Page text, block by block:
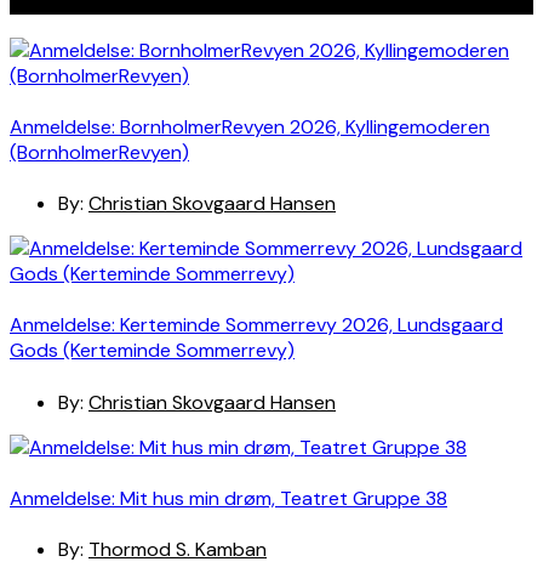
Anmeldelse: BornholmerRevyen 2026, Kyllingemoderen
(BornholmerRevyen)
By: Christian Skovgaard Hansen
Anmeldelse: Kerteminde Sommerrevy 2026, Lundsgaard
Gods (Kerteminde Sommerrevy)
By: Christian Skovgaard Hansen
Anmeldelse: Mit hus min drøm, Teatret Gruppe 38
By: Thormod S. Kamban